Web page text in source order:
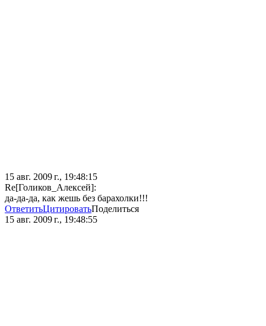
15 авг. 2009 г., 19:48:15
Re[Голиков_Алексей]:
да-да-да, как жешь без барахолки!!!
ОтветитьЦитироватьПоделиться
15 авг. 2009 г., 19:48:55